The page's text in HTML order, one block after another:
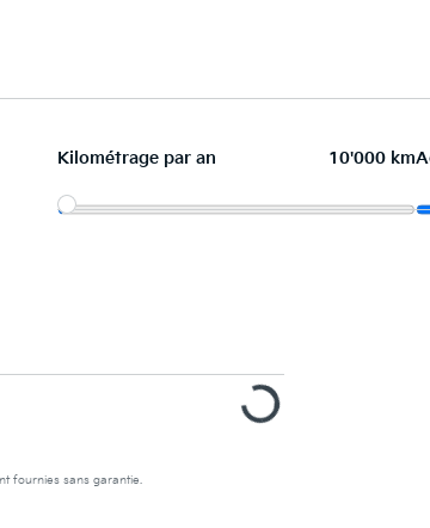
Kilométrage par an 10'000 km
fournies sans garantie.